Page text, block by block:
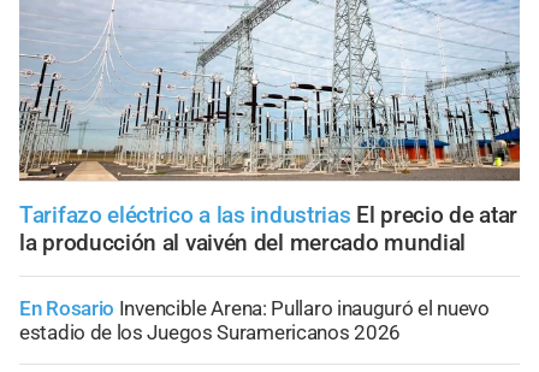
Tarifazo eléctrico a las industrias El precio de atar
la producción al vaivén del mercado mundial
En Rosario Invencible Arena: Pullaro inauguró el nuevo
estadio de los Juegos Suramericanos 2026